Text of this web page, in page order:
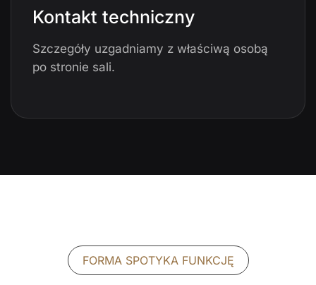
Kontakt techniczny
Szczegóły uzgadniamy z właściwą osobą
po stronie sali.
FORMA SPOTYKA FUNKCJĘ